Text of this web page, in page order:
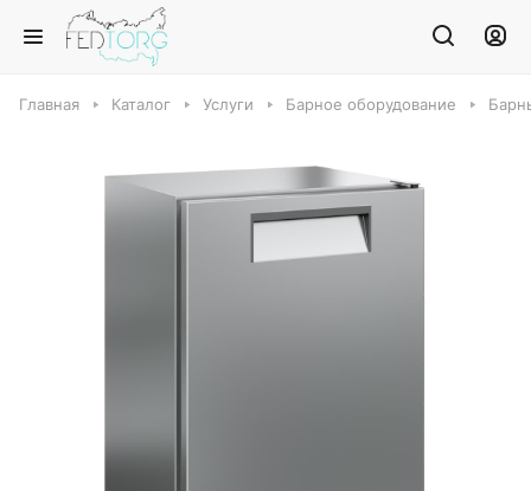
Главная Каталог Услуги Барное оборудование